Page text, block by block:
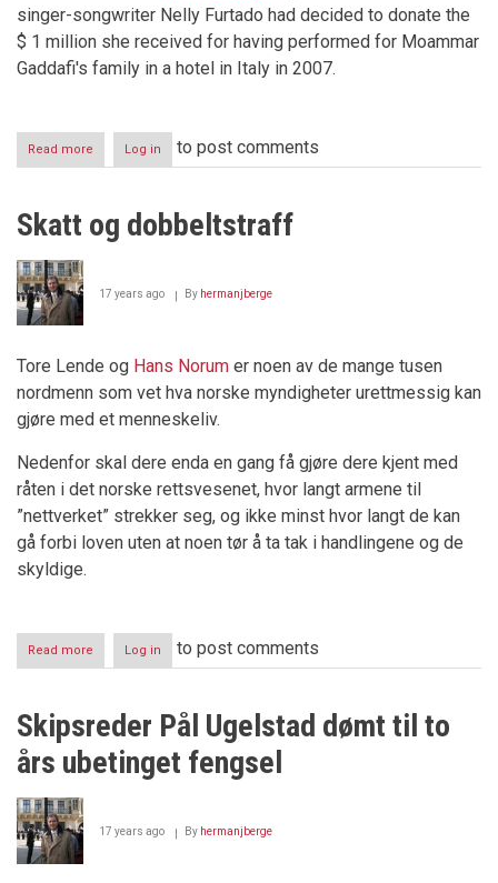
singer-songwriter Nelly Furtado had decided to donate the
$ 1 million she received for having performed for Moammar
Gaddafi's family in a hotel in Italy in 2007.
Read more about
Luxembourg’s
Log in to post comments
Skatt og dobbeltstraff
17 years ago By hermanjberge
Tore Lende og Hans Norum er noen av de mange tusen
nordmenn som vet hva norske myndigheter urettmessig kan
gjøre med et menneskeliv.
Nedenfor skal dere enda en gang få gjøre dere kjent med
råten i det norske rettsvesenet, hvor langt armene til
”nettverket” strekker seg, og ikke minst hvor langt de kan
gå forbi loven uten at noen tør å ta tak i handlingene og de
skyldige.
Read more
Skatt
Log in to post comments
Skipsreder Pål Ugelstad dømt til to
års ubetinget fengsel
17 years ago By hermanjberge